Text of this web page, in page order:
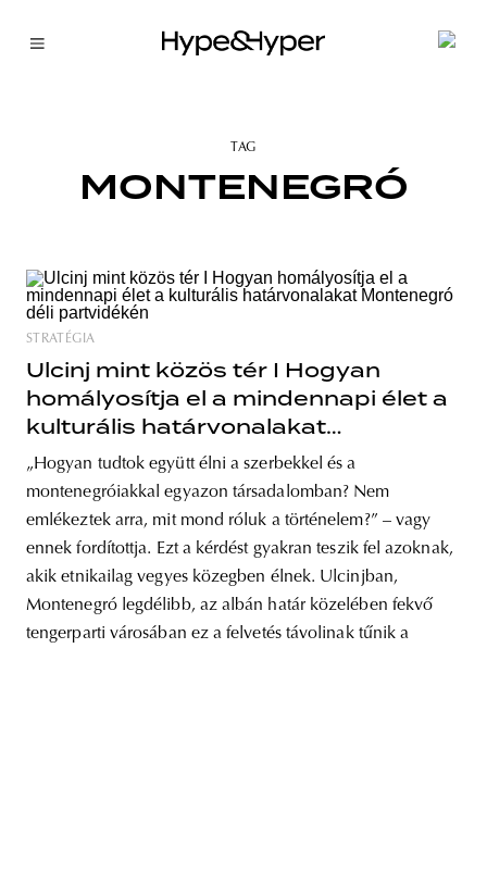
budapest poland branding
TAG
MONTENEGRÓ
STRATÉGIA
Ulcinj mint közös tér I Hogyan
homályosítja el a mindennapi élet a
kulturális határvonalakat
Montenegró déli partvidékén
„Hogyan tudtok együtt élni a szerbekkel és a
montenegróiakkal egyazon társadalomban? Nem
emlékeztek arra, mit mond róluk a történelem?” – vagy
ennek fordítottja. Ezt a kérdést gyakran teszik fel azoknak,
akik etnikailag vegyes közegben élnek. Ulcinjban,
Montenegró legdélibb, az albán határ közelében fekvő
tengerparti városában ez a felvetés távolinak tűnik a